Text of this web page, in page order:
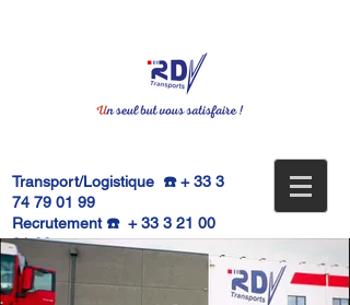
Transport/Logistique ☎️ +33 3
74 79 01 99
Recrutement ☎️ +33 3 21 00
91 02
📧contact@grouperdv.com